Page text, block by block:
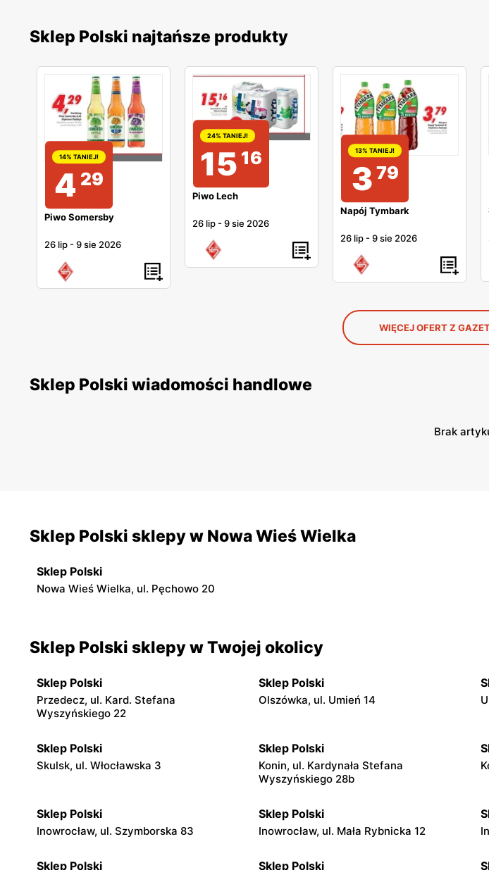
Sklep Polski najtańsze produkty
14% TANIEJ!
4 29
Piwo Somersby
26 lip -9 sie 2026
24% TANIEJ!
15 16
Piwo Lech
26 lip -9 sie 2026
13% TANIEJ!
3 79
Napój Tymbark
26 lip -9 sie 2026
WIĘCEJ OFERT Z
Sklep Polski wiadomości handlowe
Brak
Sklep Polski sklepy w Nowa Wieś Wielka
Sklep Polski
Nowa Wieś Wielka, ul. Pęchowo 20
Sklep Polski sklepy w Twojej okolicy
Sklep Polski
Przedecz, ul. Kard. Stefana
Wyszyńskiego 22
Sklep Polski
Olszówka, ul. Umień 14
Sklep Polski
Skulsk, ul. Włocławska 3
Sklep Polski
Konin, ul. Kardynała Stefana
Wyszyńskiego 28b
Sklep Polski
Inowrocław, ul. Szymborska 83
Sklep Polski
Inowrocław, ul. Mała Rybnicka 12
Sklep Polski Sklep Polski